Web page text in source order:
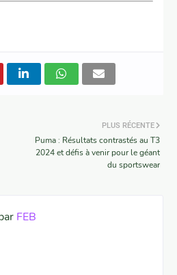
PLUS RÉCENTE
Puma : Résultats contrastés au T3
2024 et défis à venir pour le géant
du sportswear
FEB